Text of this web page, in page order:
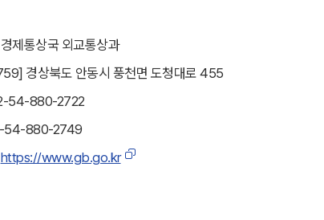
제통상국 외교통상과
경상북도 안동시 풍천면 도청대로 455
54-880-2722
54-880-2749
https://www.gb.go.kr